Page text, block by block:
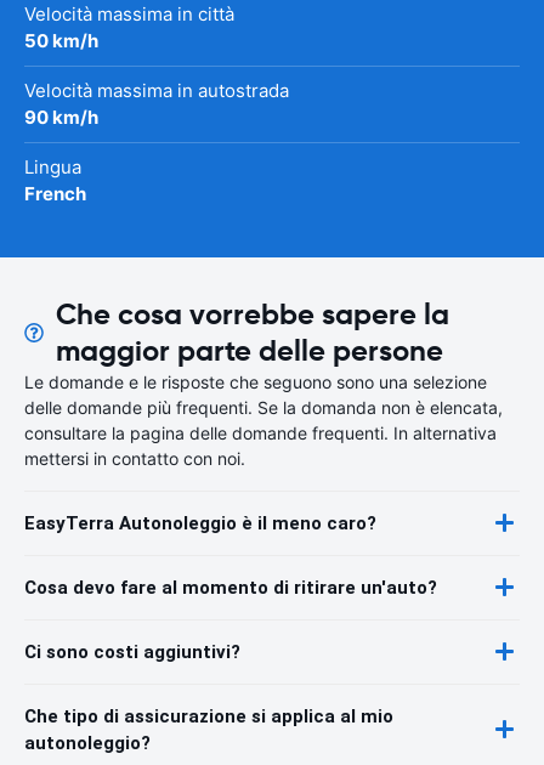
Velocità massima in città
50 km/h
Velocità massima in autostrada
90 km/h
Lingua
French
Che cosa vorrebbe sapere la
maggior parte delle persone
Le domande e le risposte che seguono sono una selezione
delle domande più frequenti. Se la domanda non è elencata,
consultare la pagina delle domande frequenti. In alternativa
mettersi in contatto con noi.
EasyTerra Autonoleggio è il meno caro?
Cosa devo fare al momento di ritirare un'auto?
Ci sono costi aggiuntivi?
Che tipo di assicurazione si applica al mio
autonoleggio?